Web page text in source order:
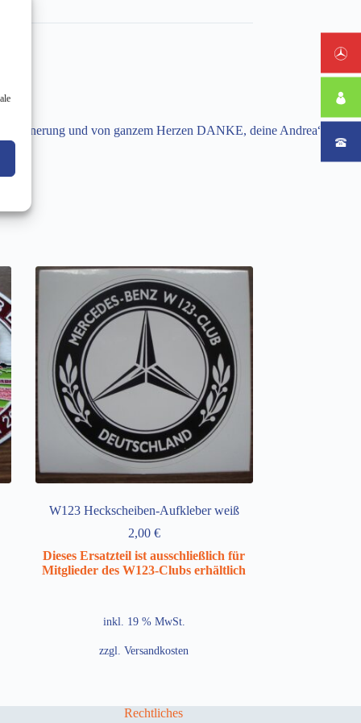
Erinnerung und von ganzem Herzen DANKE, deine Andrea“
W123 Heckscheiben-Aufkleber weiß
2,00 €
Dieses Ersatzteil ist ausschließlich für
Mitglieder des W123-Clubs erhältlich
inkl. 19 % MwSt.
zzgl.Versandkosten
Rechtliches